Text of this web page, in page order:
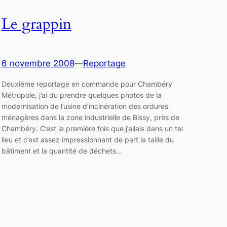
Le grappin
6 novembre 2008—Reportage
Deuxième reportage en commande pour Chambéry
Métropole, j’ai du prendre quelques photos de la
modernisation de l’usine d’incinération des ordures
ménagères dans la zone industrielle de Bissy, près de
Chambéry. C’est la première fois que j’allais dans un tel
lieu et c’est assez impressionnant de part la taille du
bâtiment et la quantité de déchets…